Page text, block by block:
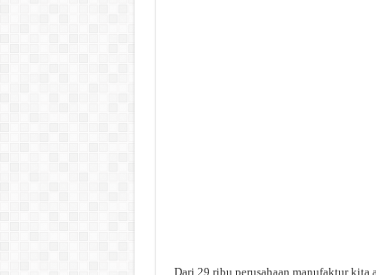
Dari 29 ribu perusahaan manufaktur kita